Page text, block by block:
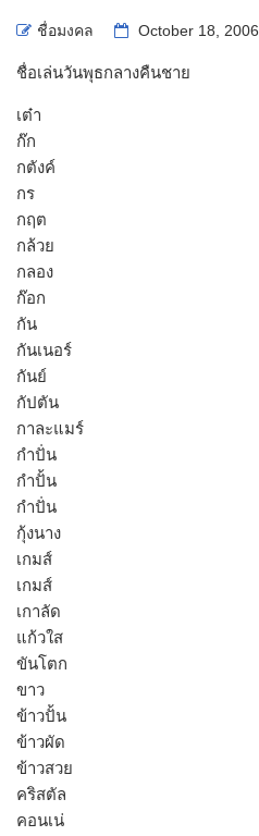
ชื่อมงคล October 18, 2006
ชื่อเล่นวันพุธกลางคืนชาย
เต๋า
ก๊ก
กตังค์
กร
กฤต
กล้วย
กลอง
ก๊อก
กัน
กันเนอร์
กันย์
กัปตัน
กาละแมร์
กำปั่น
กำปั้น
กำปั่น
กุ้งนาง
เกมส์
เกมส์
เกาลัด
แก้วใส
ขันโตก
ขาว
ข้าวปั้น
ข้าวผัด
ข้าวสวย
คริสตัล
คอนเน่